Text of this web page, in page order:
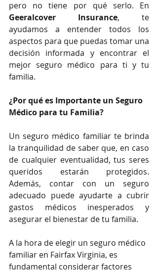
Geeralcover Insurance, te
ayudamos a entender todos los
aspectos para que puedas tomar una
decisión informada y encontrar el
mejor seguro médico para ti y tu
familia.
¿Por qué es Importante un Seguro
Médico para tu Familia?
Un seguro médico familiar te brinda
la tranquilidad de saber que, en caso
de cualquier eventualidad, tus seres
queridos estarán protegidos.
Además, contar con un seguro
adecuado puede ayudarte a cubrir
gastos médicos inesperados y
asegurar el bienestar de tu familia.
A la hora de elegir un seguro médico
familiar en Fairfax Virginia, es
fundamental considerar factores